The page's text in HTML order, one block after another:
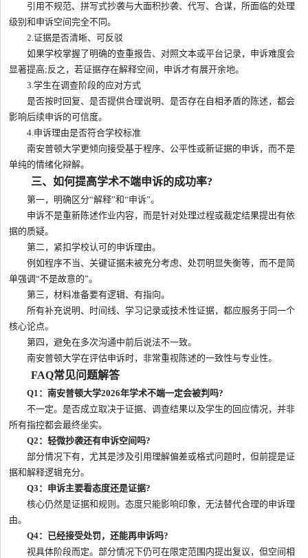
引用不规范、拼写式抄袭与大面积抄袭、代写、合谋，所面临的处理
级别和申诉空间完全不同。
2.证据是否清晰、可反驳
如果学校掌握了明确的查重报告、对照文本或平台记录，申诉难度会
显著提高;反之，若证据存在解释空间，申诉才有展开余地。
3.学生在调查阶段的应对方式
是否按时回复、是否提供合理说明、是否存在自相矛盾的陈述，都会
影响后续申诉的可信度。
4.申诉理由是否符合学校标准
南安普顿大学更倾向接受基于程序、公平性或新证据的申诉，而不是
单纯的情绪化辩解。
三、如何提高学术不端申诉的成功率?
第一，明确区分“解释”和“申诉”。
申诉不是重新陈述作业内容，而是针对处理过程或裁定结果提出有依
据的质疑。
第二，紧扣学校认可的申诉理由。
例如程序不当、关键证据未被充分考虑、处罚明显失衡等，而不是简
单强调“不是故意的”。
第三，材料准备要有逻辑、有指向。
所有补充说明、时间线、学习记录或技术性证据，都应服务于同一个
核心论点。
第四，避免在多次沟通中前后说法不一致。
南安普顿大学在评估申诉时，非常重视陈述的一致性与专业性。
FAQ常见问题解答
Q1：南安普顿大学2026年学术不端一定会被判吗?
不一定。是否成立取决于证据、调查结果以及学生的回应情况，并非
所有指控都会最终坐实。
Q2：轻微抄袭还有申诉空间吗?
部分情况下有，尤其是涉及引用理解偏差或格式问题时，但前提是证
据和解释逻辑充分。
Q3：申诉主要看态度还是证据?
核心仍然是证据和规则。态度只能影响印象，无法替代合理的申诉理
由。
Q4：已经接受处罚，还能再申诉吗?
视具体阶段而定。部分情况下仍可在限定范围内提出复议，但空间相